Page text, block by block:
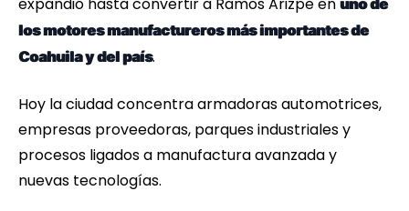
expandió hasta convertir a Ramos Arizpe en uno de
los motores manufactureros más importantes de
Coahuila y del país.
Hoy la ciudad concentra armadoras automotrices,
empresas proveedoras, parques industriales y
procesos ligados a manufactura avanzada y
nuevas tecnologías.